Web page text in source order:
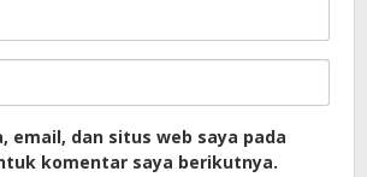
email, dan situs web saya pada
komentar saya berikutnya.